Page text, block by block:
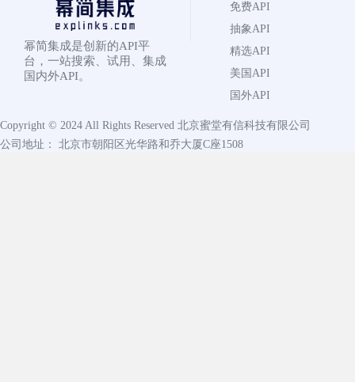
幂简集成是创新的API平
台，一站搜索、试用、集成
国内外API。
免费API
抽象API
精选API
美国API
国外API
Copyright © 2024 All Rights Reserved 北京蜜堂有信科技有限公司
公司地址： 北京市朝阳区光华路和乔大厦C座1508